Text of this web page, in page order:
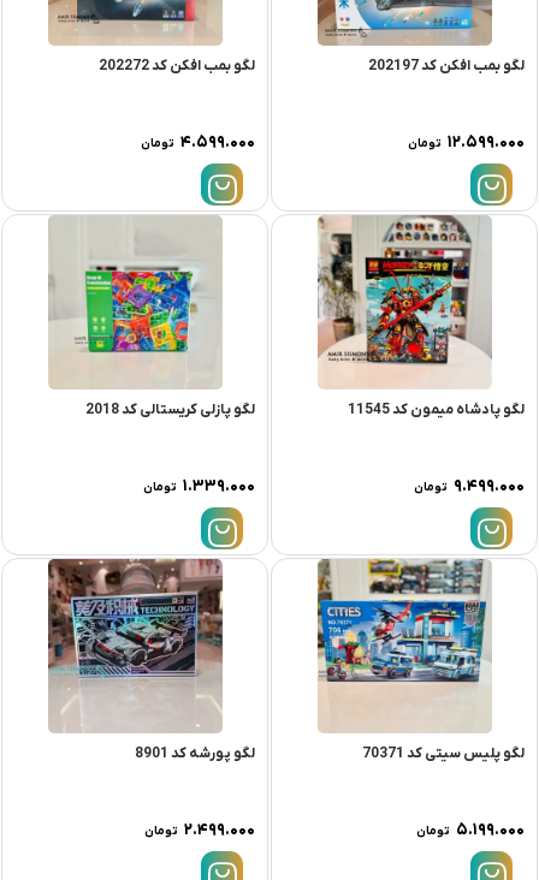
لگو بمب افکن کد 202197
۱۲.۵۹۹.۰۰۰ تومان
لگو بمب افکن کد 202272
۴.۵۹۹.۰۰۰ تومان
لگو پادشاه میمون کد 11545
۹.۴۹۹.۰۰۰ تومان
لگو پازلی کریستالی کد 2018
۱.۳۳۹.۰۰۰ تومان
لگو پلیس سیتی کد 70371
۵.۱۹۹.۰۰۰ تومان
لگو پورشه کد 8901
۲.۴۹۹.۰۰۰ تومان